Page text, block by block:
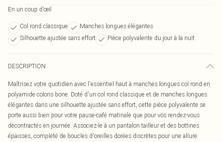
En un coup d’œil
Col rond classique
Manches longues élégantes
Silhouette ajustée sans effort
Pièce polyvalente du jour à la nuit
DESCRIPTION
Maîtrisez votre quotidien avec l'essentiel haut à manches longues col rond en
polyamide coloris bone. Doté d'un col rond classique et de manches longues
élégantes dans une silhouette ajustée sans effort, cette pièce polyvalente se
porte aussi bien pour votre pause-café matinale que pour vos rendez-vous
décontractés en journée. Associez-le à un pantalon tailleur et des bottines
épaisses, complété de boucles d'oreilles dorées discrètes pour une allure